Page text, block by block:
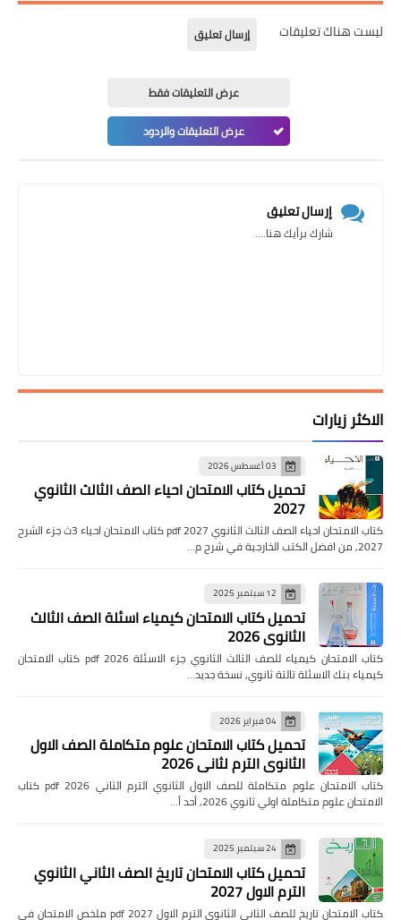
ليست هناك تعليقات إرسال تعليق
عرض التعليقات فقط
عرض التعليقات والردود
إرسال تعليق
شارك برأيك هنا....
الاكثر زيارات
03 أغسطس 2026
تحميل كتاب الامتحان احياء الصف الثالث الثانوي
2027
كتاب الامتحان احياء الصف الثالث الثانوي pdf 2027 كتاب الامتحان احياء 3ث جزء الشرح
2027, من افضل الكتب الخارجية في شرح م…
12 سبتمبر 2025
تحميل كتاب الامتحان كيمياء اسئلة الصف الثالث
الثانوي 2026
كتاب الامتحان كيمياء للصف الثالث الثانوي جزء الاسئلة pdf 2026 كتاب الامتحان
كيمياء بنك الاسئلة تالتة ثانوي, نسخة جديد…
04 فبراير 2026
تحميل كتاب الامتحان علوم متكاملة الصف الاول
الثانوي الترم لثاني 2026
كتاب الامتحان علوم متكاملة للصف الاول الثانوي الترم الثاني pdf 2026 كتاب
الامتحان علوم متكاملة اولي ثانوي 2026, أحد أ…
24 سبتمبر 2025
تحميل كتاب الامتحان تاريخ الصف الثاني الثانوي
الترم الاول 2027
كتاب الامتحان تاريخ للصف الثاني الثانوي الترم الاول pdf 2027 ملخص الامتحان في